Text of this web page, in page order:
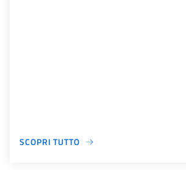
SCOPRI TUTTO